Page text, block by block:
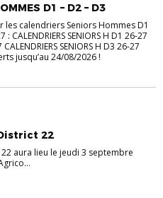
D1 – D2 – D3
calendriers Seniors Hommes D1
SENIORS H D1 26-27
SENIORS H D3 26-27
jusqu’au 24/08/2026 !
22
aura lieu le jeudi 3 septembre